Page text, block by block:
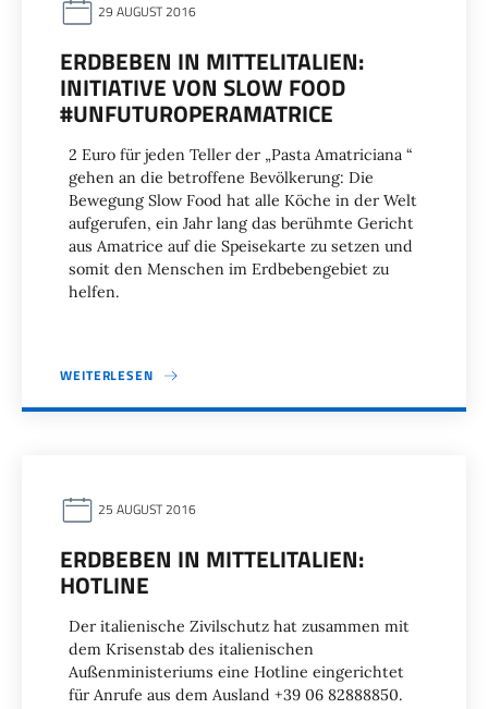
29 AUGUST 2016
ERDBEBEN IN MITTELITALIEN:
INITIATIVE VON SLOW FOOD
#UNFUTUROPERAMATRICE
2 Euro für jeden Teller der „Pasta Amatriciana “
gehen an die betroffene Bevölkerung: Die
Bewegung Slow Food hat alle Köche in der Welt
aufgerufen, ein Jahr lang das berühmte Gericht
aus Amatrice auf die Speisekarte zu setzen und
somit den Menschen im Erdbebengebiet zu
helfen.
WEITERLESEN
25 AUGUST 2016
ERDBEBEN IN MITTELITALIEN:
HOTLINE
Der italienische Zivilschutz hat zusammen mit
dem Krisenstab des italienischen
Außenministeriums eine Hotline eingerichtet
für Anrufe aus dem Ausland +39 06 82888850.